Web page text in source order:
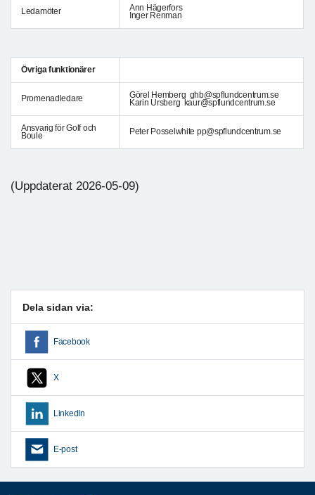
Ledamöter
Ann Hägerfors
Inger Renman
Övriga funktionärer
Promenadledare
Görel Hemberg ghb@spflundcentrum.se
Karin Ursberg kaur@spflundcentrum.se
Ansvarig för Golf och
Boule
Peter Posselwhite pp@spflundcentrum.se
(Uppdaterat 2026-05-09)
Dela sidan via:
Facebook
X
LinkedIn
E-post